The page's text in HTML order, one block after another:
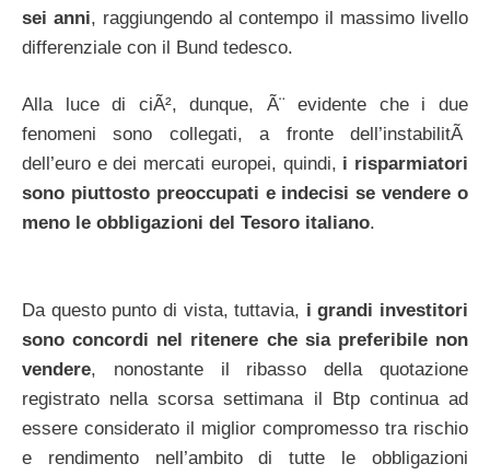
sei anni, raggiungendo al contempo il massimo livello
differenziale con il Bund tedesco.
Alla luce di ciÃ², dunque, Ã¨ evidente che i due
fenomeni sono collegati, a fronte dell’instabilitÃ
dell’euro e dei mercati europei, quindi, i risparmiatori
sono piuttosto preoccupati e indecisi se vendere o
meno le obbligazioni del Tesoro italiano.
Da questo punto di vista, tuttavia, i grandi investitori
sono concordi nel ritenere che sia preferibile non
vendere, nonostante il ribasso della quotazione
registrato nella scorsa settimana il Btp continua ad
essere considerato il miglior compromesso tra rischio
e rendimento nell’ambito di tutte le obbligazioni